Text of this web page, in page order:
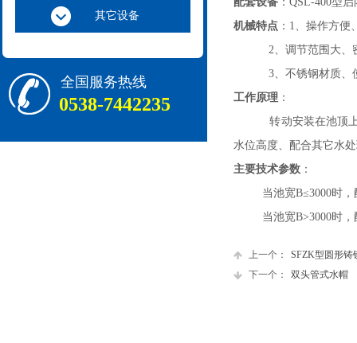
其它设备
全国服务热线
0538-7442235
机械特点 ：1、操作方便
2、调节范围大、密
3、不锈钢材质、使
工作原理 ：
转动安装在池顶上的
水位高度、配合其它水
主要技术参数 ：
当池宽B≤3000时，配
当池宽B>3000时，配
上一个：
SFZK型圆形铸
下一个：
双头管式水帽